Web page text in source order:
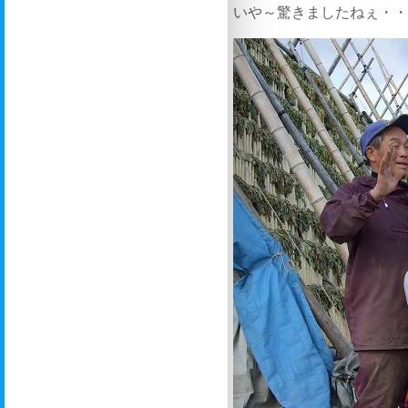
いや～驚きましたねぇ・